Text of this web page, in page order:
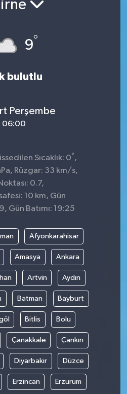
9°
bulutlu
Perşembe
06:00
Sıcaklık: 0° ,
Rüzgar: 33 km/s,
0.7,
10 km, Gün
Gün Batımı: 19:25
Afyonkarahisar
Amasya Ankara
Artvin Aydın
Batman Bayburt
Bitlis Bolu
Çanakkale Çankırı
Diyarbakır Düzce
Erzincan Erzurum